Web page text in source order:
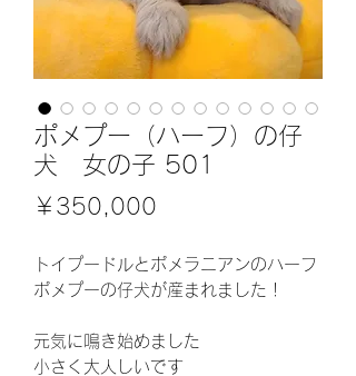
ポメプー（ハーフ）の仔
犬 女の子 501
￥350,000
トイプードルとポメラニアンのハーフ
ポメプーの仔犬が産まれました！
元気に鳴き始めました
小さく大人しいです